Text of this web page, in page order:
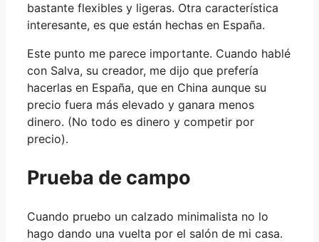
bastante flexibles y ligeras. Otra característica
interesante, es que están hechas en España.
Este punto me parece importante. Cuando hablé
con Salva, su creador, me dijo que prefería
hacerlas en España, que en China aunque su
precio fuera más elevado y ganara menos
dinero. (No todo es dinero y competir por
precio).
Prueba de campo
Cuando pruebo un calzado minimalista no lo
hago dando una vuelta por el salón de mi casa.